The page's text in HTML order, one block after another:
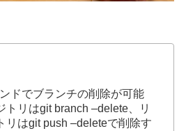
ドでブランチの削除が可能
トリはgit branch –delete、リ
リはgit push –deleteで削除す